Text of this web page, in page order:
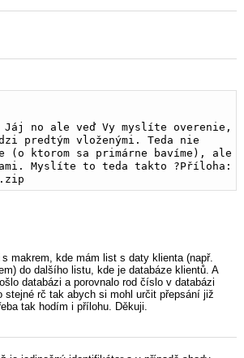
no ale veď Vy myslíte overenie,
predtým vloženými. Teda nie
(o ktorom sa primárne bavíme), ale
Myslíte to teda takto ?Příloha:
makrem, kde mám list s daty klienta (např.
do dalšího listu, kde je databáze klientů. A
databázi a porovnalo rod číslo v databázi
rč tak abych si mohl určit přepsání již
tak hodím i přílohu. Děkuji.